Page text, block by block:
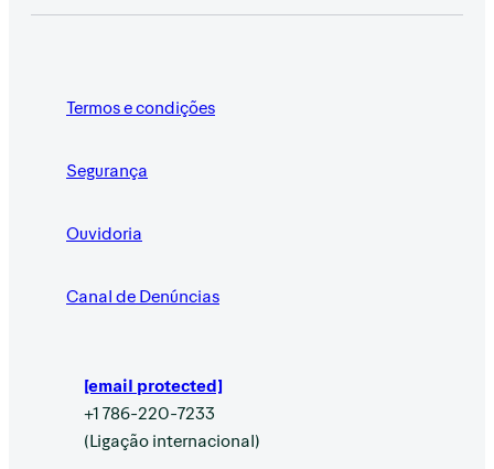
Termos e condições
Segurança
Ouvidoria
Canal de Denúncias
[email protected]
+1 786-220-7233
(Ligação internacional)